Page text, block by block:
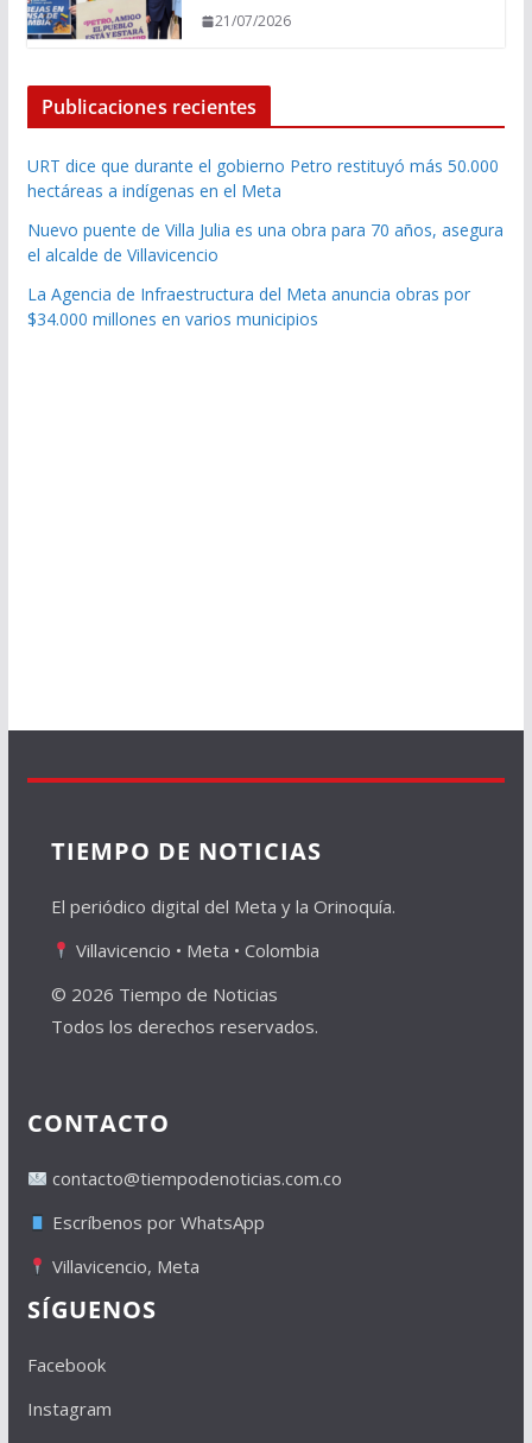
21/07/2026
Publicaciones recientes
URT dice que durante el gobierno Petro restituyó más 50.000
hectáreas a indígenas en el Meta
Nuevo puente de Villa Julia es una obra para 70 años, asegura
el alcalde de Villavicencio
La Agencia de Infraestructura del Meta anuncia obras por
$34.000 millones en varios municipios
TIEMPO DE NOTICIAS
El periódico digital del Meta y la Orinoquía.
Villavicencio • Meta • Colombia
© 2026 Tiempo de Noticias
Todos los derechos reservados.
CONTACTO
contacto@tiempodenoticias.com.co
Escríbenos por WhatsApp
Villavicencio, Meta
SÍGUENOS
Facebook
Instagram